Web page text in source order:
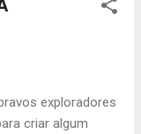
• Cantil • 1
no Grupo
• Almoço-frio +
exploradores
criar algum